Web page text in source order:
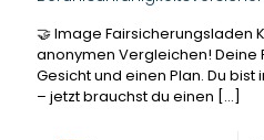
🤝 Image Fairsicherungsladen
anonymen Vergleichen! Deine
Gesicht und einen Plan. Du
– jetzt brauchst du einen […]